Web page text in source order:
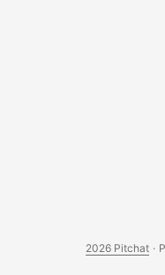
2026 Pitchat ·